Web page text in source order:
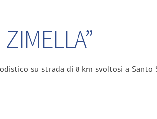
su strada di 8 km svoltosi a Santo